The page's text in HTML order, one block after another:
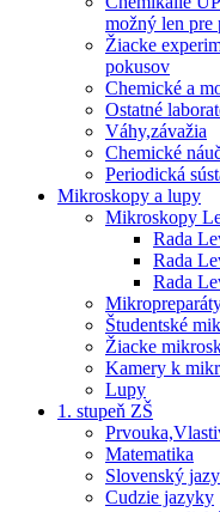
možný len pre
Žiacke
pokusov
Chemické a
Ostatné
Váhy,závažia
Chemické
Periodická
Mikroskopy a lupy
Mikroskopy
Rada
Rada
Rada
Študentské
Žiacke
Kamery k
Lupy
1. stupeň ZŠ
Matematika
Slovenský
Cudzie jazyky